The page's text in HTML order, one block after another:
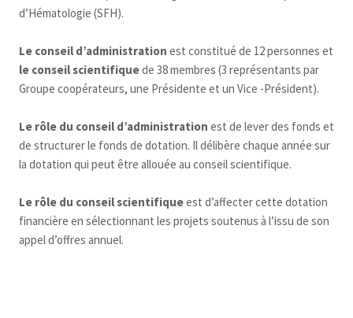
d’Hématologie (SFH).
Le conseil d’administration est constitué de 12 personnes et
le conseil scientifiquede 38 membres (3 représentants par
Groupe coopérateurs, une Présidente et un Vice -Président).
Le rôle du conseil d’administration est de lever des fonds et
de structurer le fonds de dotation. Il délibère chaque année sur
la dotation qui peut être allouée au conseil scientifique.
Le rôle du conseil scientifiqueest d’affecter cette dotation
financière en sélectionnant les projets soutenus à l’issu de son
appel d’offres annuel.